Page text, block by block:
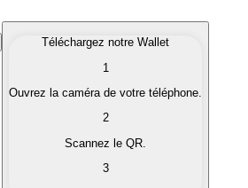
qui vous intéressent
cryptomonnaies en monnaie
Téléchargez notre Wallet
1
Ouvrez la caméra de votre téléphone.
2
Scannez le QR.
3